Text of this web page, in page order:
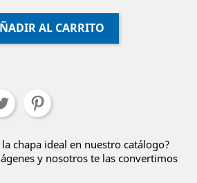
AL CARRITO
chapa ideal en nuestro catálogo?
y nosotros te las convertimos